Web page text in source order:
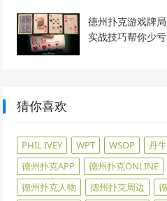
德州扑克游戏牌
实战技巧帮你少
猜你喜欢
PHIL IVEY WPT WSOP 丹牛
德州扑克APP
德州扑克ONLINE
德州扑克人物
德州扑克周边